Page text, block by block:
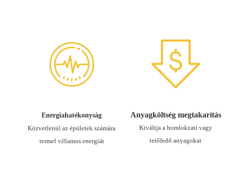
Energiahatékonyság
Közvetlenül az épületek számára
termel villamos energiát
Anyagköltség megtakarítás
Kiváltja a homlokzati vagy
tetőfedő anyagokat